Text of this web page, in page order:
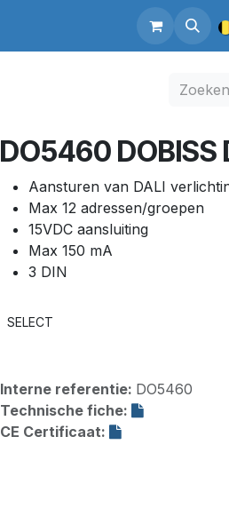
DO5460
Aansturen van DALI
Max 12 adressen/groepen
15VDC aansluiting
Max 150 mA
3 DIN
SELECT
Interne referentie: DO5460
Technische fiche:
CE Certificaat: